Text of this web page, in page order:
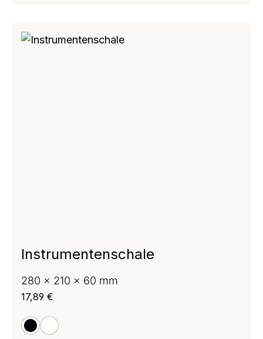
Instrumentenschale
280 x 210 x 60 mm
schwarz
weiß
Regulärer Preis:
17,89 €